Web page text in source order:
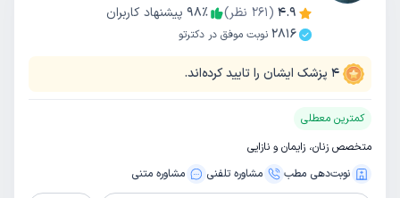
4.9
(
261 نظر) 98٪
پیشنهاد کاربران
2816 نوبت موفق در دکترتو
4 پزشک ایشان را تایید کرده‌اند.
کمترین معطلی
متخصص زنان، زایمان و نازایی
نوبت‌دهی مطب
مشاوره‌ تلفنی مشاوره‌ متنی